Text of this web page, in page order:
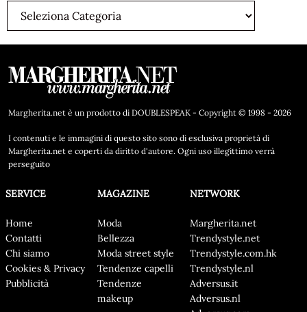
Margherita.net è un prodotto di DOUBLESPEAK - Copyright © 1998 - 2026
I contenuti e le immagini di questo sito sono di esclusiva proprietà di
Margherita.net e coperti da diritto d'autore. Ogni uso illegittimo verrà
perseguito
SERVICE
Home
Contatti
Chi siamo
Cookies & Privacy
Pubblicità
MAGAZINE
Moda
Bellezza
Moda street style
Tendenze capelli
Tendenze
makeup
NETWORK
Margherita.net
Trendystyle.net
Trendystyle.com.hk
Trendystyle.nl
Adversus.it
Adversus.nl